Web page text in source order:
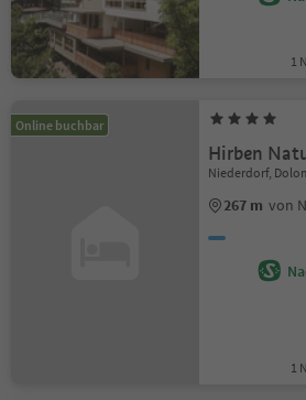
1
Online buchbar
Hirben
Niederdorf,
267 m von
1